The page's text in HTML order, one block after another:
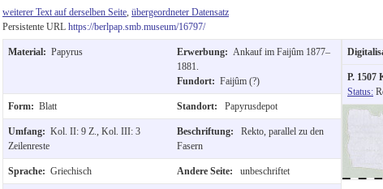
springen
weiterer Text auf derselben Seite übergeordneter Datensatz
Persistente URL https://berlpap.smb.museum/16797/
Material: Papyrus Erwerbung: Ankauf im Faijûm 1877–
1881.
Fundort: Faijûm (?)
Form: Blatt Standort: Papyrusdepot
Umfang: Kol. II: 9 Z., Kol. III: 3
Zeilenreste
Beschriftung:
Rekto, parallel zu den
Fasern
Sprache: Griechisch Andere Seite: unbeschriftet
P. 1507
Status: